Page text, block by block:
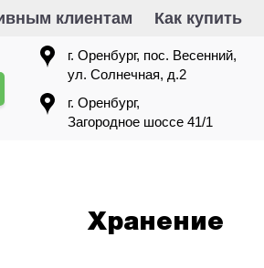
клиентам Как купить
г. Оренбург, пос. Весенний,
ул. Солнечная, д.2
г. Оренбург,
Загородное шоссе 41/1
Хранение